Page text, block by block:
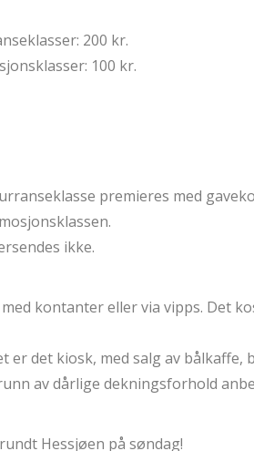
200 kr.
100 kr.
premieres med
ikke.
kontanter eller via vipps. Det
er det kiosk, med salg av
av dårlige dekningsforhold
Hessjøen på søndag!